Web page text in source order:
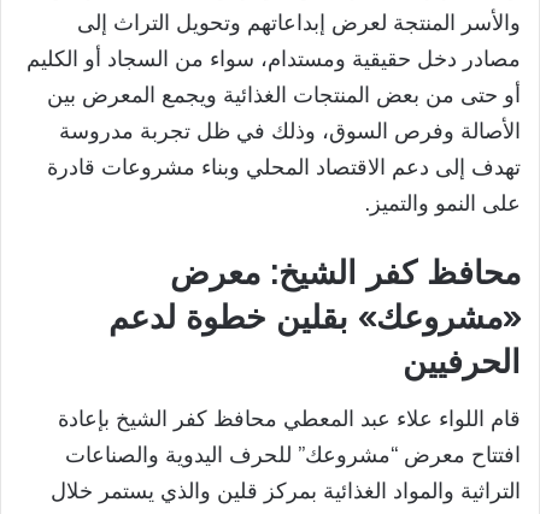
والأسر المنتجة لعرض إبداعاتهم وتحويل التراث إلى
مصادر دخل حقيقية ومستدام، سواء من السجاد أو الكليم
أو حتى من بعض المنتجات الغذائية ويجمع المعرض بين
الأصالة وفرص السوق، وذلك في ظل تجربة مدروسة
تهدف إلى دعم الاقتصاد المحلي وبناء مشروعات قادرة
على النمو والتميز.
محافظ كفر الشيخ: معرض
«مشروعك» بقلين خطوة لدعم
الحرفيين
قام اللواء علاء عبد المعطي محافظ كفر الشيخ بإعادة
افتتاح معرض “مشروعك” للحرف اليدوية والصناعات
التراثية والمواد الغذائية بمركز قلين والذي يستمر خلال